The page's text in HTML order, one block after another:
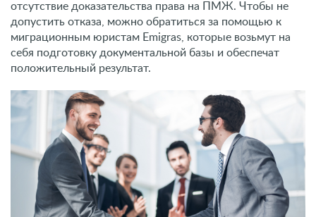
отсутствие доказательства права на ПМЖ. Чтобы не
допустить отказа, можно обратиться за помощью к
миграционным юристам Emigras, которые возьмут на
себя подготовку документальной базы и обеспечат
положительный результат.